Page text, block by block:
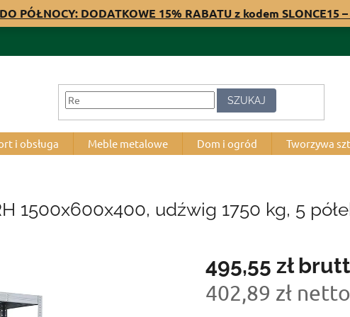
PÓŁNOCY: DODATKOWE 15% RABATU z kodem SLONCE15
SZUKAJ
i obsługa Meble metalowe Dom i ogród Tworzywa
1500x600x400, udźwig 1750 kg, 5
495,55 zł
402,89 zł netto